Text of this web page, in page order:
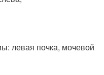
левая почка, мочевой